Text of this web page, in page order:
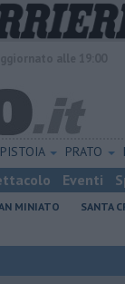
PISTOIA PRATO
Eventi
MINIATO SANTA